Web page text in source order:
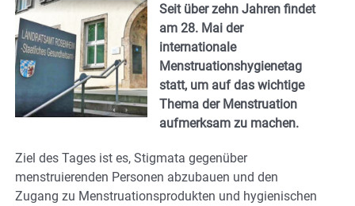
Seit über zehn Jahren findet
am 28. Mai der
internationale
Menstruationshygienetag
statt, um auf das wichtige
Thema der Menstruation
aufmerksam zu machen.
Ziel des Tages ist es, Stigmata gegenüber
menstruierenden Personen abzubauen und den
Zugang zu Menstruationsprodukten und hygienischen